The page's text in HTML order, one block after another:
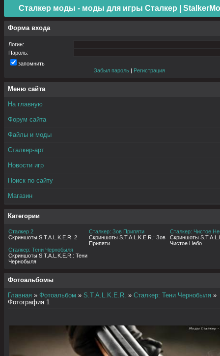
Сталкер моды - моды для игры Сталкер |
Форма входа
Логин:
Пароль:
запомнить
Забыл пароль | Регистрация
Меню сайта
На главную
Форум сайта
Файлы и моды
Сталкер-арт
Новости игр
Поиск по сайту
Магазин
Категории
Сталкер 2
Скриншоты S.T.A.L.K.E.R. 2
Сталкер: Зов Припяти
Скриншоты S.T.A.L.K.E.R.: Зов
Припяти
Сталкер: Чистое
Скриншоты
Чистое Небо
Сталкер: Тени Чернобыля
Скриншоты S.T.A.L.K.E.R.: Тени
Чернобыля
Фотоальбомы
Главная » Фотоальбом » S.T.A.L.K.E.R. » Сталкер: Тени Чернобыля »
Фотография 1